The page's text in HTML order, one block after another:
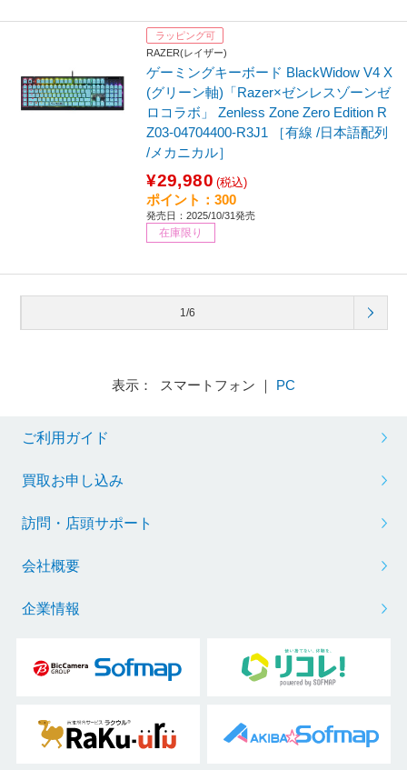
ラッピング可
RAZER(レイザー)
ゲーミングキーボード BlackWidow V4 X
(グリーン軸)「Razer×ゼンレスゾーンゼ
ロコラボ」 Zenless Zone Zero Edition R
Z03-04704400-R3J1 ［有線 /日本語配列
/メカニカル］
¥29,980 (税込)
ポイント：300
発売日：2025/10/31発売
在庫限り
1/6
表示： スマートフォン ｜ PC
ご利用ガイド
買取お申し込み
訪問・店頭サポート
会社概要
企業情報